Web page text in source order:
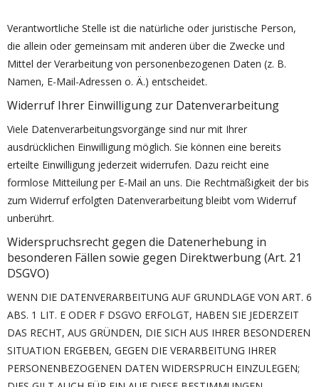
Verantwortliche Stelle ist die natürliche oder juristische Person,
die allein oder gemeinsam mit anderen über die Zwecke und
Mittel der Verarbeitung von personenbezogenen Daten (z. B.
Namen, E-Mail-Adressen o. Ä.) entscheidet.
Widerruf Ihrer Einwilligung zur Datenverarbeitung
Viele Datenverarbeitungsvorgänge sind nur mit Ihrer
ausdrücklichen Einwilligung möglich. Sie können eine bereits
erteilte Einwilligung jederzeit widerrufen. Dazu reicht eine
formlose Mitteilung per E-Mail an uns. Die Rechtmäßigkeit der bis
zum Widerruf erfolgten Datenverarbeitung bleibt vom Widerruf
unberührt.
Widerspruchsrecht gegen die Datenerhebung in
besonderen Fällen sowie gegen Direktwerbung (Art. 21
DSGVO)
WENN DIE DATENVERARBEITUNG AUF GRUNDLAGE VON ART. 6
ABS. 1 LIT. E ODER F DSGVO ERFOLGT, HABEN SIE JEDERZEIT
DAS RECHT, AUS GRÜNDEN, DIE SICH AUS IHRER BESONDEREN
SITUATION ERGEBEN, GEGEN DIE VERARBEITUNG IHRER
PERSONENBEZOGENEN DATEN WIDERSPRUCH EINZULEGEN;